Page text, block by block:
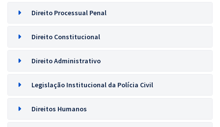
Direito Processual Penal
Direito Constitucional
Direito Administrativo
Legislação Institucional da Polícia Civil
Direitos Humanos